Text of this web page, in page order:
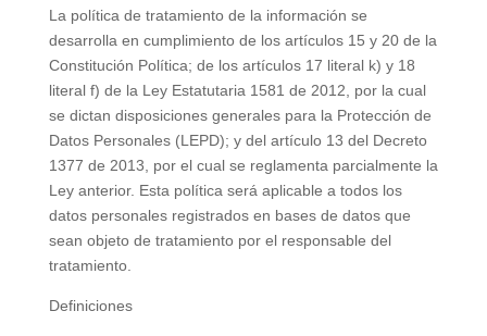
La política de tratamiento de la información se
desarrolla en cumplimiento de los artículos 15 y 20 de la
Constitución Política; de los artículos 17 literal k) y 18
literal f) de la Ley Estatutaria 1581 de 2012, por la cual
se dictan disposiciones generales para la Protección de
Datos Personales (LEPD); y del artículo 13 del Decreto
1377 de 2013, por el cual se reglamenta parcialmente la
Ley anterior. Esta política será aplicable a todos los
datos personales registrados en bases de datos que
sean objeto de tratamiento por el responsable del
tratamiento.
Definiciones